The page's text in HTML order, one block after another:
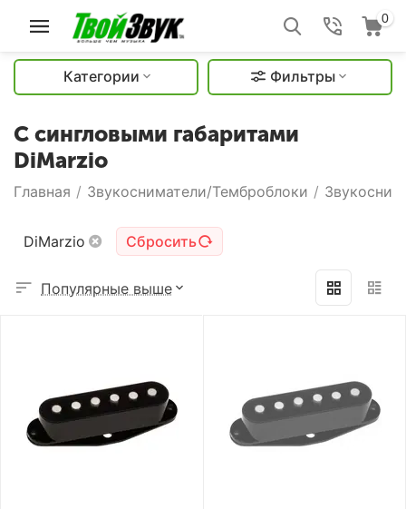
0
Категории Фильтры
С сингловыми габаритами
DiMarzio
Главная / Звукосниматели/Темброблоки /
DiMarzio Сбросить
Популярные выше